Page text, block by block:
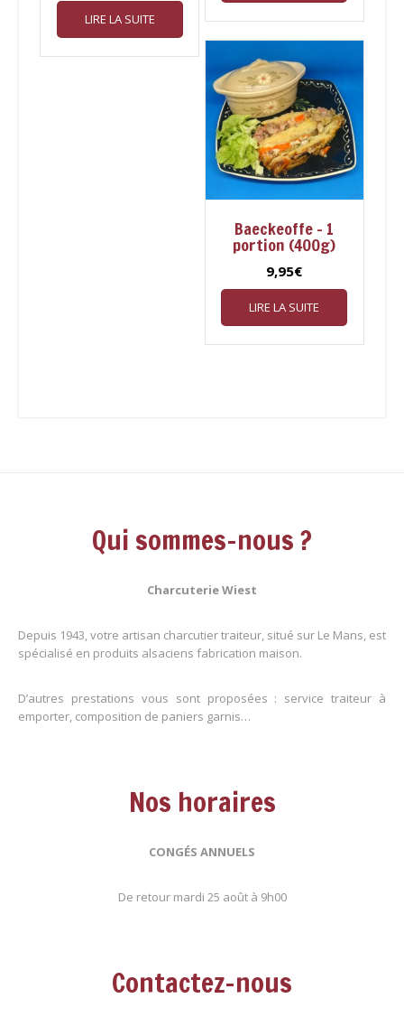
LIRE LA SUITE
Baeckeoffe – 1
portion (400g)
9,95€
LIRE LA SUITE
Qui sommes-nous ?
Charcuterie Wiest
Depuis 1943, votre artisan charcutier traiteur, situé sur Le Mans, est
spécialisé en produits alsaciens fabrication maison.
D’autres prestations vous sont proposées : service traiteur à
emporter, composition de paniers garnis…
Nos horaires
CONGÉS ANNUELS
De retour mardi 25 août à 9h00
Contactez-nous